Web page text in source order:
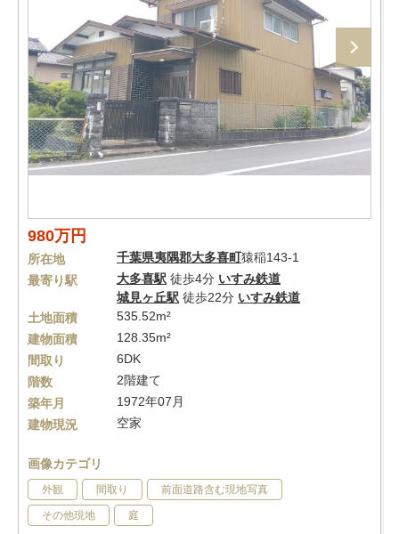
980万円
所在地 千葉県夷隅郡大多喜町猿稲143-1
最寄り駅
大多喜駅 徒歩4分 いすみ鉄道
城見ヶ丘駅 徒歩22分 いすみ鉄道
土地面積
535.52m²
建物面積
128.35m²
間取り
6DK
階数
2階建て
築年月
1972年07月
建物現況
空家
画像カテゴリ
外観 間取り 前面道路含む現地写真
その他現地 庭